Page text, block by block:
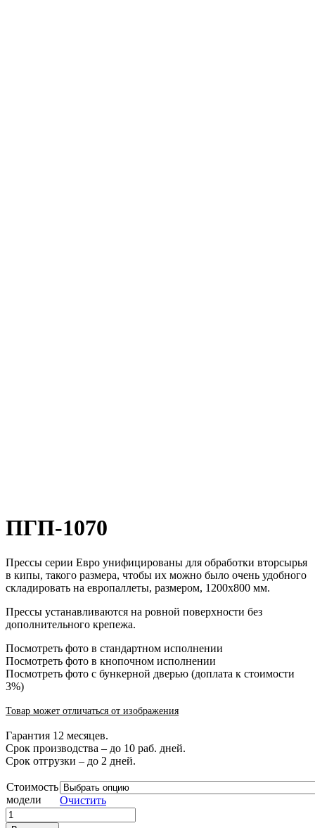
ПГП-1070
Прессы серии Евро унифицированы для обработки вторсырья
в кипы, такого размера, чтобы их можно было очень удобного
складировать на европаллеты, размером, 1200х800 мм.
Прессы устанавливаются на ровной поверхности без
дополнительного крепежа.
Посмотреть фото в стандартном исполнении
Посмотреть фото в кнопочном исполнении
Посмотреть фото с бункерной дверью (доплата к стоимости
3%)
Товар может отличаться от изображения
Гарантия 12 месяцев.
Срок производства – до 10 раб. дней.
Срок отгрузки – до 2 дней.
Стоимость
модели
Очистить